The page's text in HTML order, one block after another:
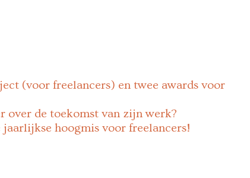
(voor freelancers) en twee awards voor
over de toekomst van zijn werk?
jaarlijkse hoogmis voor freelancers!